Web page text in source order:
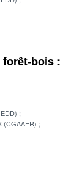
bois :
(CGAAER)